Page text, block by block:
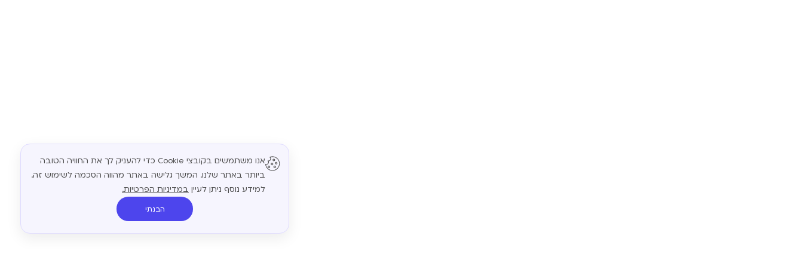
אנו משתמשים בקובצי Cookie כדי להעניק לך את החוויה הטובה
ביותר באתר שלנו. המשך גלישה באתר מהווה הסכמה לשימוש זה.
למידע נוסף ניתן לעיין במדיניות הפרטיות.
הבנתי